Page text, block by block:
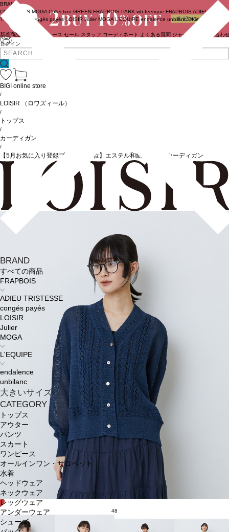
ログイン
BRAND
COUTURIER MOGA Collection GREEN FRAPBOIS PARK wb feerique FRAPBOIS ADIEU
TRISTESSE
congés payés LOISIR Julier MOGA L'EQUIPE endalence unbilanc BIGI online store
新着商品 ニュース セール スタッフ コーディネート よくある質問 ジャーナル お問い合わ
BRAND
すべての商品
FRAPBOIS
ADIEU TRISTESSE
congés payés
LOISIR
Julier
MOGA
L'EQUIPE
endalence
unbilanc
大きいサイズ
CATEGORY
トップス
アウター
パンツ
スカート
ワンピース
オールインワン・サロペット
水着
ヘッドウェア
ネックウェア
レッグウェア
アンダーウェア
シューズ
BIGI online store
/
LOISIR （ロワズィール）
/
トップス
/
カーディガン
/
【5月お気に入り登録ブランド内2位】エステル和紙透かし柄カーディガン
48